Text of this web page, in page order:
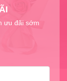
ưu đãi sớm